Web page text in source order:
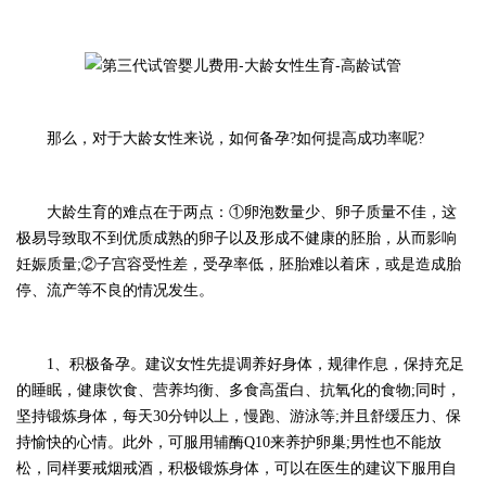
那么，对于大龄女性来说，如何备孕?如何提高成功率呢?
大龄生育的难点在于两点： ①卵泡数量少、卵子质量不佳，这
极易导致取不到优质成熟的卵子以及形成不健康的胚胎，从而影响
妊娠质量;②子宫容受性差，受孕率低，胚胎难以着床，或是造成胎
停、流产等不良的情况发生。
1、积极备孕。建议女性先提调养好身体，规律作息，保持充足
的睡眠，健康饮食、营养均衡、多食高蛋白、抗氧化的食物;同时，
坚持锻炼身体，每天30分钟以上，慢跑、游泳等;并且舒缓压力、保
持愉快的心情。此外，可服用辅酶Q10来养护卵巢;男性也不能放
松，同样要戒烟戒酒，积极锻炼身体，可以在医生的建议下服用自